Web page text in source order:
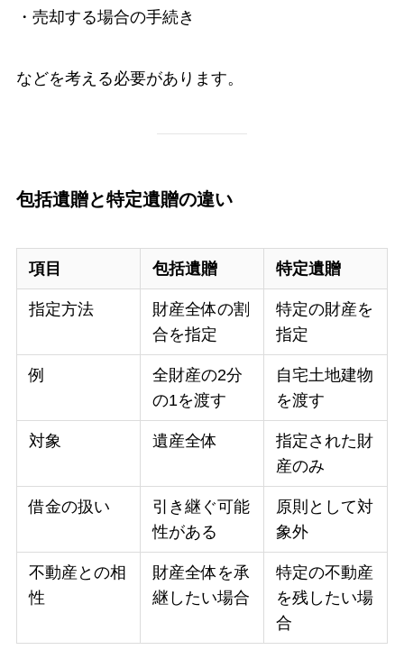
・売却する場合の手続き
などを考える必要があります。
包括遺贈と特定遺贈の違い
項目 包括遺贈 特定遺贈
指定方法
財産全体の割
合を指定
特定の財産を
指定
例
全財産の2分
の1を渡す
自宅土地建物
を渡す
対象 遺産全体
指定された財
産のみ
借金の扱い
引き継ぐ可能
性がある
原則として対
象外
不動産との相
性
財産全体を承
継したい場合
特定の不動産
を残したい場
合